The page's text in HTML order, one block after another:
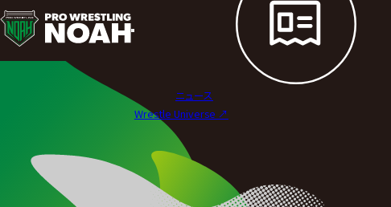
ニ
ュ
ニュース
Wrestle Universe ↗︎